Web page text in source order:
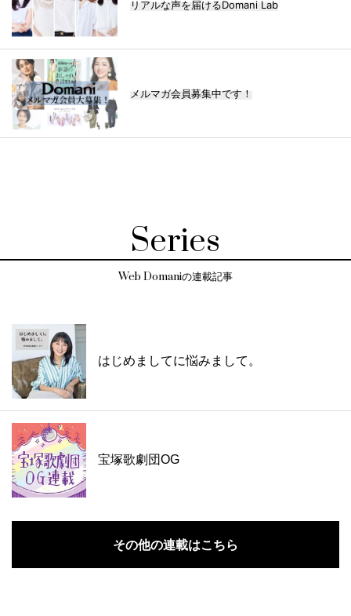
リアルな声を届けるDomani Lab
メルマガ会員募集中です！
Series
Web Domaniの連載記事
はじめましてに悩みまして。
宝塚歌劇団OG
その他の連載はこちら